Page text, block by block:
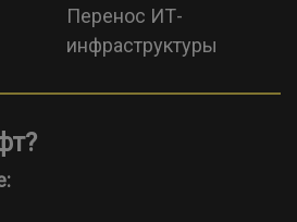
Перенос ИТ-
инфраструктуры